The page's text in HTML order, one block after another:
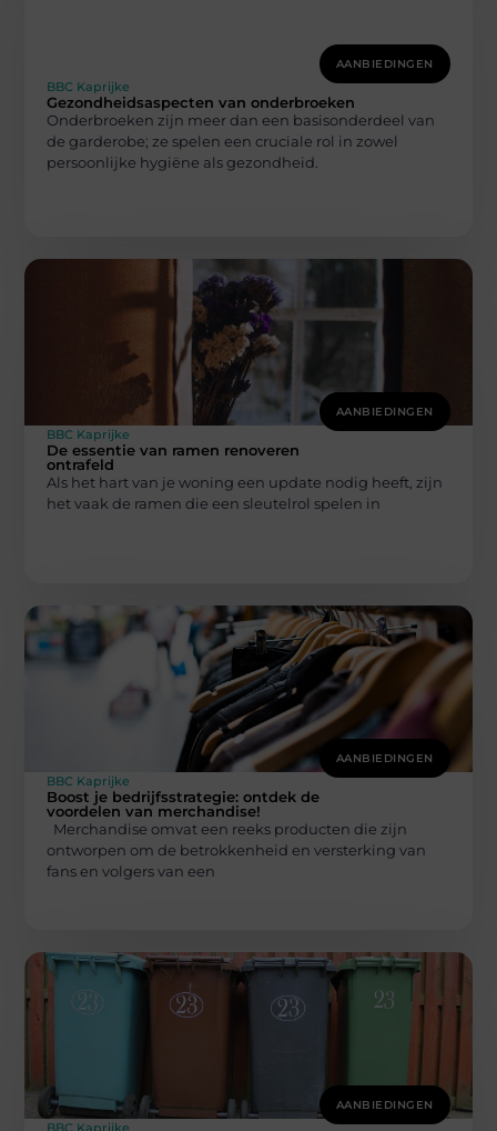
AANBIEDINGEN
BBC Kaprijke
Gezondheidsaspecten van onderbroeken
Onderbroeken zijn meer dan een basisonderdeel van
de garderobe; ze spelen een cruciale rol in zowel
persoonlijke hygiëne als gezondheid.
AANBIEDINGEN
BBC Kaprijke
De essentie van ramen renoveren
ontrafeld
Als het hart van je woning een update nodig heeft, zijn
het vaak de ramen die een sleutelrol spelen in
AANBIEDINGEN
BBC Kaprijke
Boost je bedrijfsstrategie: ontdek de
voordelen van merchandise!
Merchandise omvat een reeks producten die zijn
ontworpen om de betrokkenheid en versterking van
fans en volgers van een
AANBIEDINGEN